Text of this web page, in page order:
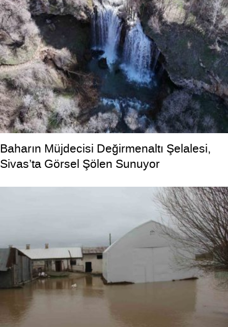
Baharın Müjdecisi Değirmenaltı Şelalesi,
Sivas’ta Görsel Şölen Sunuyor